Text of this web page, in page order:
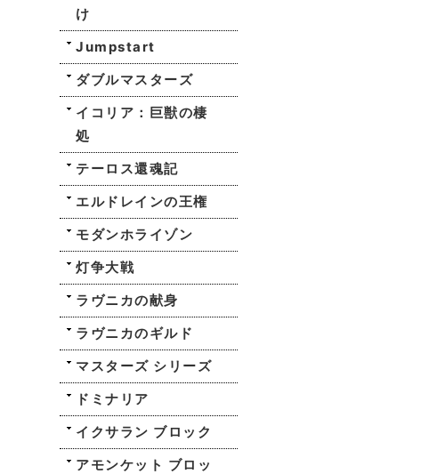
け
Jumpstart
ダブルマスターズ
イコリア：巨獣の棲
処
テーロス還魂記
エルドレインの王権
モダンホライゾン
灯争大戦
ラヴニカの献身
ラヴニカのギルド
マスターズ シリーズ
ドミナリア
イクサラン ブロック
アモンケット ブロッ